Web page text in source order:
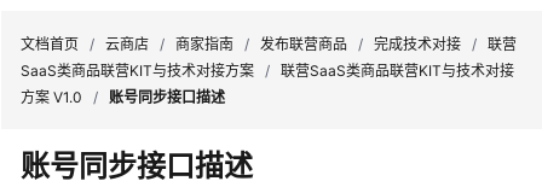
商
店
文档首页 / 云商店 / 商家指南 / 发布联营商品 / 完成技术对接 / 联营
SaaS类商品联营KIT与技术对接方案 / 联营SaaS类商品联营KIT与技术对接
方案 V1.0
/ 账号同步接口描述
账号同步接口描述